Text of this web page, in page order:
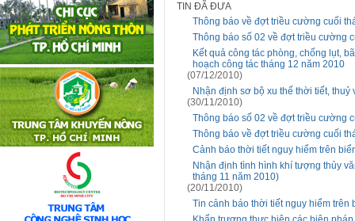
TIN ĐÃ ĐƯA
Thông báo về đợt triều cường cuối
Thông báo số 02 về đợt triều cường
Kết quả công tác phòng, chống lụt,
hoạch công tác tháng 12 năm 2010
(07/12/2010)
Nhận định sơ bộ xu thế thời tiết,
(30/11/2010)
Thông báo số 02 về đợt triều cường
Thông báo về đợt triều cường cuối
Cảnh báo thời tiết nguy hiểm trên
Nhận định tình hình khí tượng thủy
tháng 11 năm 2010)
(20/11/2010)
Tin cảnh báo thời tiết nguy hiểm trên